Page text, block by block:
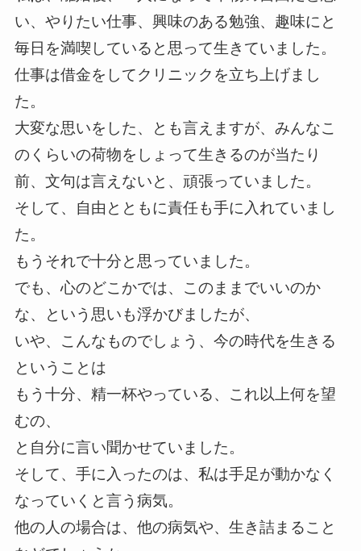
い、やりたい仕事、興味のある勉強、趣味にと
毎日を満喫していると思って生きていました。
仕事は借金をしてクリニックを立ち上げまし
た。
大変な思いをした、とも言えますが、みんなこ
のくらいの荷物をしょって生きるのが当たり
前、文句は言えないと、頑張っていました。
そして、自由とともに責任も手に入れていまし
た。
もうそれで十分と思っていました。
でも、心のどこかでは、このままでいいのか
な、という思いも浮かびましたが、
いや、こんなものでしょう、今の時代を生きる
ということは
もう十分、精一杯やっている、これ以上何を望
むの、
と自分に言い聞かせていました。
そして、手に入ったのは、私は手足が動かなく
なっていくと言う病気。
他の人の場合は、他の病気や、生き詰まること